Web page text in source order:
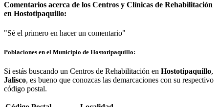
Comentarios acerca de los Centros y Clínicas de Rehabilitación
en Hostotipaquillo:
"Sé el primero en hacer un comentario"
Poblaciones en el Municipio de Hostotipaquillo:
Si estás buscando un Centros de Rehabilitación en Hostotipaquillo,
Jalisco, es bueno que conozcas las demarcaciones con su respectivo
código postal.